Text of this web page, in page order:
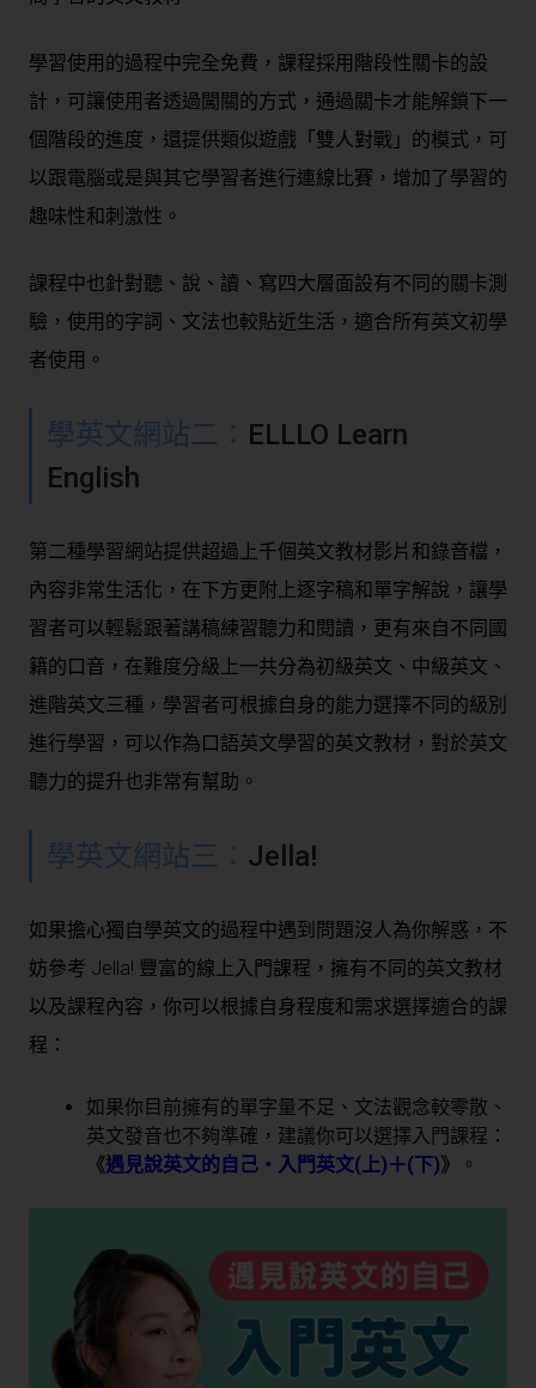
學習使用的過程中完全免費，課程採用階段性關卡的設
計，可讓使用者透過闖關的方式，通過關卡才能解鎖下一
個階段的進度，還提供類似遊戲「雙人對戰」的模式，可
以跟電腦或是與其它學習者進行連線比賽，增加了學習的
趣味性和刺激性。
課程中也針對聽、說、讀、寫四大層面設有不同的關卡測
驗，使用的字詞、文法也較貼近生活，適合所有英文初學
者使用。
學英文網站二： ELLLO Learn
English
第二種學習網站提供超過上千個英文教材影片和錄音檔，
內容非常生活化，在下方更附上逐字稿和單字解說，讓學
習者可以輕鬆跟著講稿練習聽力和閱讀，更有來自不同國
籍的口音，在難度分級上一共分為初級英文、中級英文、
進階英文三種，學習者可根據自身的能力選擇不同的級別
進行學習，可以作為口語英文學習的英文教材，對於英文
聽力的提升也非常有幫助。
學英文網站三： Jella!
如果擔心獨自學英文的過程中遇到問題沒人為你解惑，不
妨參考 Jella! 豐富的線上入門課程，擁有不同的英文教材
以及課程內容，你可以根據自身程度和需求選擇適合的課
程：
如果你目前擁有的單字量不足、文法觀念較零散、
英文發音也不夠準確，建議你可以選擇入門課程：
《遇見說英文的自己・入門英文(上)＋(下)》 。